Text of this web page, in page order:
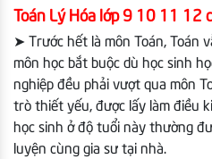
Toán Lý Hóa lớp 9 10 11 12
➤ Trước hết là môn Toán, Toán
môn học bắt buộc dù học sinh
nghiệp đều phải vượt qua môn
trò thiết yếu, được lấy làm điều
học sinh ở độ tuổi này thường
luyện cùng gia sư tại nhà.